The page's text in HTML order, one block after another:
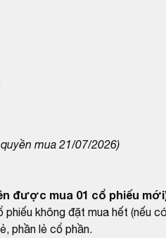
mua 21/07/2026)
được mua 01 cổ phiếu
không đặt mua hết (nếu
phần lẻ cổ phần.